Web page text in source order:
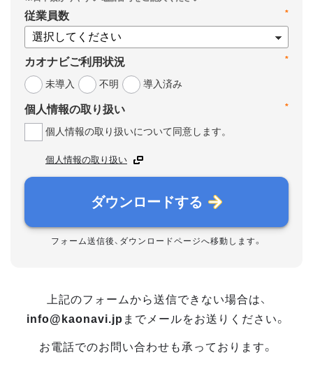
*
従業員数
*
カオナビご利用状況
未導入
不明 導入済み
*
個人情報の取り扱い
個人情報の取り扱いについて同意します。
個人情報の取り扱い
ダウンロードする
フォーム送信後、ダウンロードページへ移動します。
上記のフォームから送信できない場合は、
info@kaonavi.jp までメールをお送りください。
お電話でのお問い合わせも承っております。